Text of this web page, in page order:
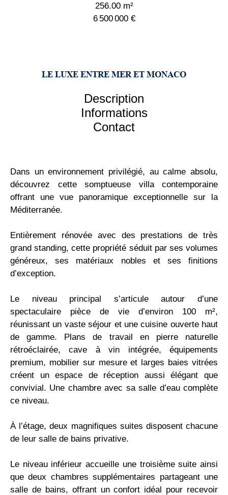
256.00m²
6 500 000 €
LE LUXE ENTRE MER ET MONACO
Description
Informations
Contact
Dans un environnement privilégié, au calme absolu,
découvrez cette somptueuse villa contemporaine
offrant une vue panoramique exceptionnelle sur la
Méditerranée.
Entièrement rénovée avec des prestations de très
grand standing, cette propriété séduit par ses volumes
généreux, ses matériaux nobles et ses finitions
d’exception.
Le niveau principal s’articule autour d’une
spectaculaire pièce de vie d’environ 100 m²,
réunissant un vaste séjour et une cuisine ouverte haut
de gamme. Plans de travail en pierre naturelle
rétroéclairée, cave à vin intégrée, équipements
premium, mobilier sur mesure et larges baies vitrées
créent un espace de réception aussi élégant que
convivial. Une chambre avec sa salle d’eau complète
ce niveau.
À l’étage, deux magnifiques suites disposent chacune
de leur salle de bains privative.
Le niveau inférieur accueille une troisième suite ainsi
que deux chambres supplémentaires partageant une
salle de bains, offrant un confort idéal pour recevoir